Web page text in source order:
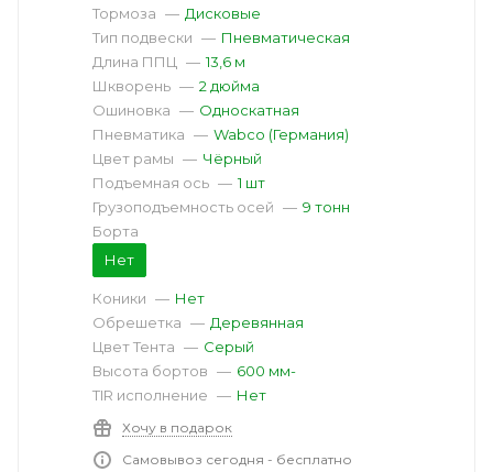
Тормоза — Дисковые
Тип подвески — Пневматическая
Длина ППЦ
— 13,6 м
Шкворень — 2 дюйма
Ошиновка — Односкатная
Пневматика — Wabco (Германия)
Цвет рамы — Чёрный
Подъемная ось — 1 шт
Грузоподъемность осей — 9 тонн
Борта
Нет
Коники — Нет
Обрешетка — Деревянная
Цвет Тента — Серый
Высота бортов — 600 мм-
TIR исполнение — Нет
Хочу в подарок
Самовывоз сегодня - бесплатно